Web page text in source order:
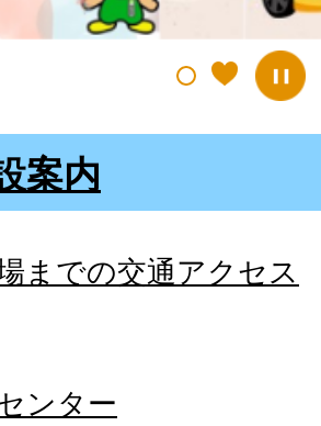
案内
までの交通アクセス
ンター